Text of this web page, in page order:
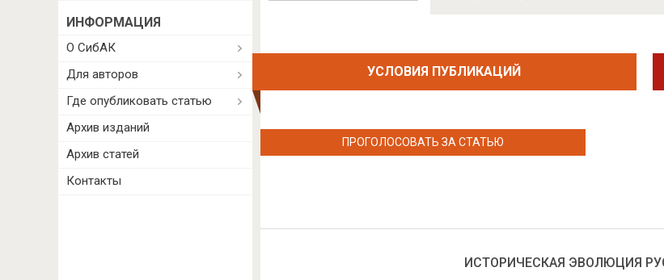
УСЛОВИЯ ПУБЛИКАЦИЙ
ПРОГОЛОСОВАТЬ ЗА СТАТЬЮ
ИСТОРИЧЕСКАЯ ЭВОЛЮЦИЯ
ИНФОРМАЦИЯ
О СибАК
Для авторов
Где опубликовать статью
Архив изданий
Архив статей
Контакты